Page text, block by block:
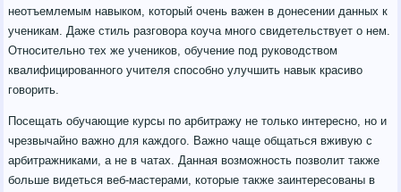
неотъемлемым навыком, который очень важен в донесении данных к
ученикам. Даже стиль разговора коуча много свидетельствует о нем.
Относительно тех же учеников, обучение под руководством
квалифицированного учителя способно улучшить навык красиво
говорить.
Посещать обучающие курсы по арбитражу не только интересно, но и
чрезвычайно важно для каждого. Важно чаще общаться вживую с
арбитражниками, а не в чатах. Данная возможность позволит также
больше видеться веб-мастерами, которые также заинтересованы в